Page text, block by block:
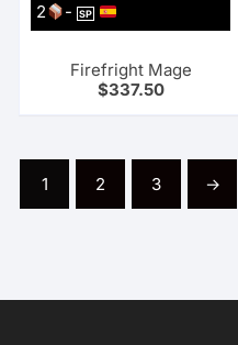
2 -SP
Firefright Mage
$337.50
1 2 3 →